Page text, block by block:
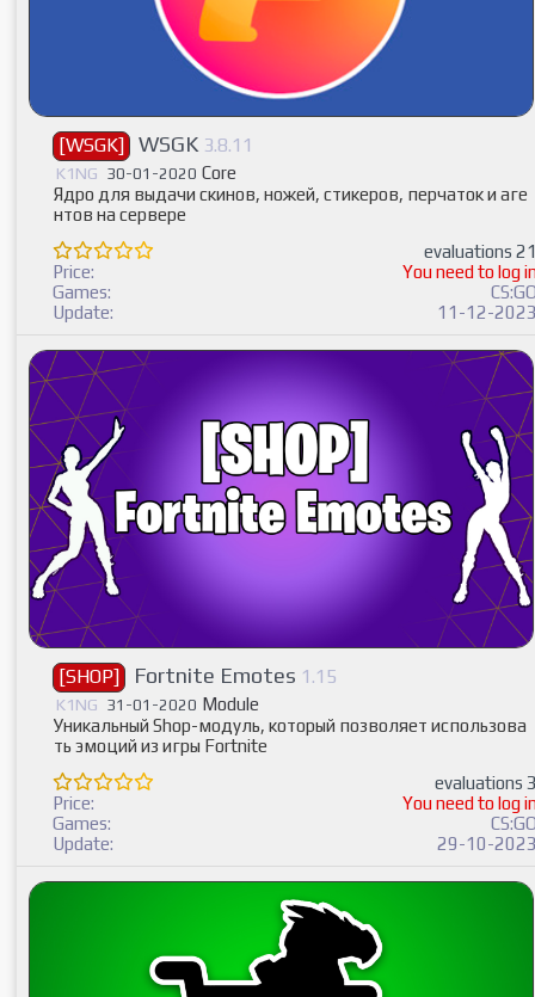
[WSGK] WSGK 3.8.11
K1NG 30-01-2020 Core
Ядро для выдачи скинов, ножей, стикеров, перчаток и аге
нтов на сервере
evaluations
Price:
You need to log
Games:
Update:
11-12-
[SHOP] Fortnite Emotes 1.15
K1NG 31-01-2020 Module
Уникальный Shop-модуль, который позволяет использова
ть эмоций из игры Fortnite
evaluations
Price:
You need to log
Games:
Update:
29-10-